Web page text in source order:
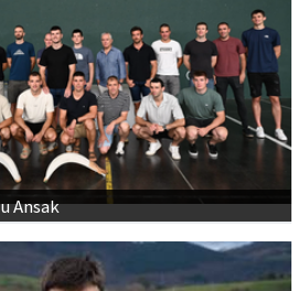
Ansak